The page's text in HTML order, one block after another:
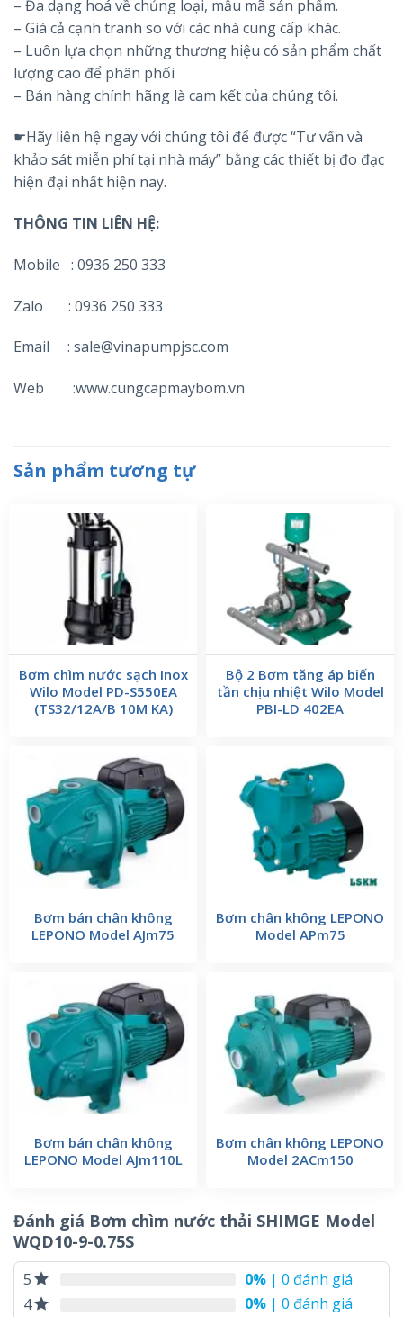
– Đa dạng hoá về chủng loại, mẫu mã sản phẩm.
– Giá cả cạnh tranh so với các nhà cung cấp khác.
– Luôn lựa chọn những thương hiệu có sản phẩm chất
lượng cao để phân phối
– Bán hàng chính hãng là cam kết của chúng tôi.
☛Hãy liên hệ ngay với chúng tôi để được “Tư vấn và
khảo sát miễn phí tại nhà máy” bằng các thiết bị đo đạc
hiện đại nhất hiện nay.
THÔNG TIN LIÊN HỆ:
Mobile : 0936 250 333
Zalo : 0936 250 333
Email : sale@vinapumpjsc.com
Web :www.cungcapmaybom.vn
Sản phẩm tương tự
Bơm chìm nước sạch Inox
Wilo Model PD-S550EA
(TS32/12A/B 10M KA)
Bộ 2 Bơm tăng áp biến
tần chịu nhiệt Wilo Model
PBI-LD 402EA
Bơm bán chân không
LEPONO Model AJm75
Bơm chân không LEPONO
Model APm75
Bơm bán chân không
LEPONO Model AJm110L
Bơm chân không LEPONO
Model 2ACm150
Đánh giá Bơm chìm nước thải SHIMGE Model
WQD10-9-0.75S
5 0% | 0 đánh giá
4
0% | 0 đánh giá